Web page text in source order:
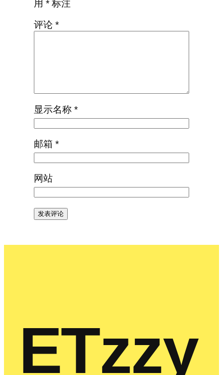
用 *标注
评论 *
显示名称 *
邮箱 *
网站
ETzzy